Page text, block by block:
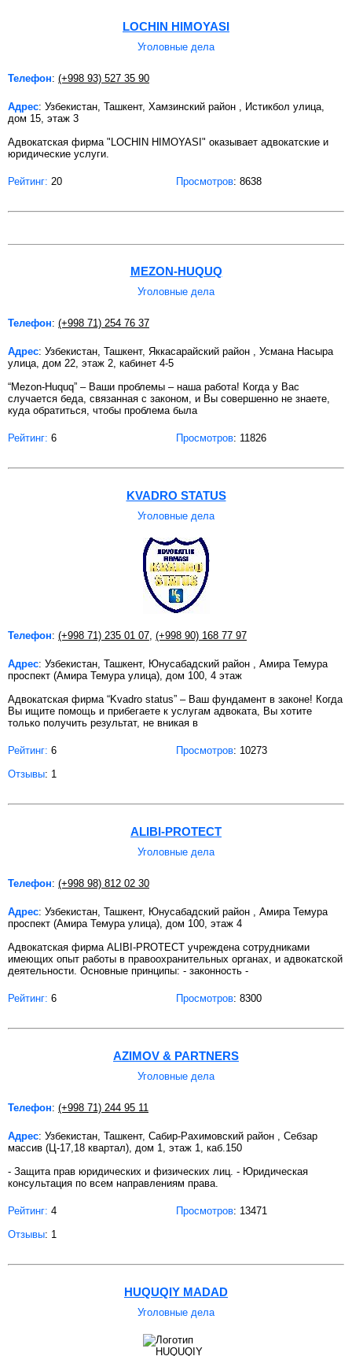
LOCHIN HIMOYASI
Уголовные дела
Телефон: (+998 93) 527 35 90
Адрес: Узбекистан, Ташкент, Хамзинский район , Истикбол улица,
дом 15, этаж 3
Адвокатская фирма "LOCHIN HIMOYASI" оказывает адвокатские и
юридические услуги.
Рейтинг: 20 Просмотров: 8638
MEZON-HUQUQ
Уголовные дела
Телефон: (+998 71) 254 76 37
Адрес: Узбекистан, Ташкент, Яккасарайский район , Усмана Насыра
улица, дом 22, этаж 2, кабинет 4-5
“Mezon-Huquq” – Ваши проблемы – наша работа! Когда у Вас
случается беда, связанная с законом, и Вы совершенно не знаете,
куда обратиться, чтобы проблема была
Рейтинг: 6 Просмотров: 11826
KVADRO STATUS
Уголовные дела
Телефон: (+998 71) 235 01 07 (+998 90) 168 77 97
Адрес: Узбекистан, Ташкент, Юнусабадский район , Амира Темура
проспект (Амира Темура улица), дом 100, 4 этаж
Адвокатская фирма “Kvadro status” – Ваш фундамент в законе! Когда
Вы ищите помощь и прибегаете к услугам адвоката, Вы хотите
только получить результат, не вникая в
Рейтинг: 6 Просмотров: 10273
Отзывы: 1
ALIBI-PROTECT
Уголовные дела
Телефон: (+998 98) 812 02 30
Адрес: Узбекистан, Ташкент, Юнусабадский район , Амира Темура
проспект (Амира Темура улица), дом 100, этаж 4
Адвокатская фирма ALIBI-PROTECT учреждена сотрудниками
имеющих опыт работы в правоохранительных органах, и адвокатской
деятельности. Основные принципы: - законность -
Рейтинг: 6 Просмотров: 8300
AZIMOV & PARTNERS
Уголовные дела
Телефон: (+998 71) 244 95 11
Адрес: Узбекистан, Ташкент, Сабир-Рахимовский район , Себзар
массив (Ц-17,18 квартал), дом 1, этаж 1, каб.150
- Защита прав юридических и физических лиц. - Юридическая
консультация по всем направлениям права.
Рейтинг: 4 Просмотров: 13471
Отзывы: 1
HUQUQIY MADAD
Уголовные дела